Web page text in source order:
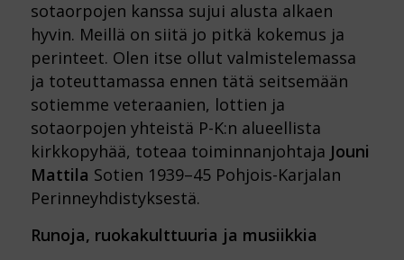
sotaorpojen kanssa sujui alusta alkaen
hyvin. Meillä on siitä jo pitkä kokemus ja
perinteet. Olen itse ollut valmistelemassa
ja toteuttamassa ennen tätä seitsemään
sotiemme veteraanien, lottien ja
sotaorpojen yhteistä P-K:n alueellista
kirkkopyhää, toteaa toiminnanjohtaja Jouni
Mattila Sotien 1939–45 Pohjois-Karjalan
Perinneyhdistyksestä.
Runoja, ruokakulttuuria ja musiikkia